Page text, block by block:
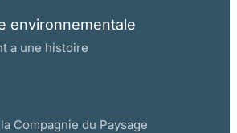
environnementale
a une histoire
Compagnie du Paysage